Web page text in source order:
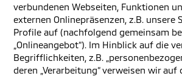
verbundenen Webseiten, Funktionen
externen Onlinepräsenzen, z.B. unsere
Profile auf (nachfolgend gemeinsam
„Onlineangebot“). Im Hinblick auf die
Begrifflichkeiten, z.B.
deren „Verarbeitung“ verweisen wir